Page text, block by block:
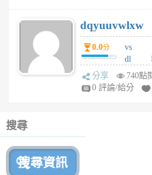
6
個
月
前
dqyuuvwlxw
0.0分
vs
dl
sq
fy
分享
740點
0 評論/給分
搜尋